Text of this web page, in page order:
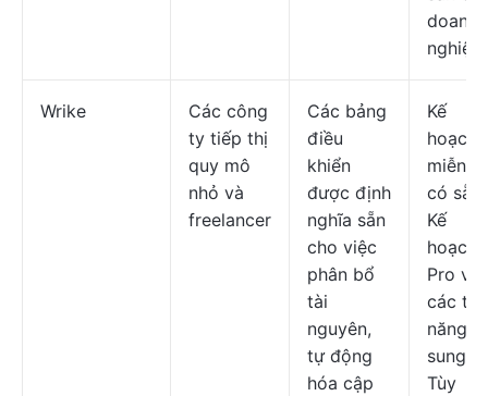
doanh
nghiệp.
Wrike
Các công
ty tiếp thị
quy mô
nhỏ và
freelancer
Các bảng
điều
khiển
được định
nghĩa sẵn
cho việc
phân bổ
tài
nguyên,
tự động
hóa cập
Kế
hoạch
miễn
có sẵn;
Kế
hoạch
Pro với
các
năng
sung;
Tùy